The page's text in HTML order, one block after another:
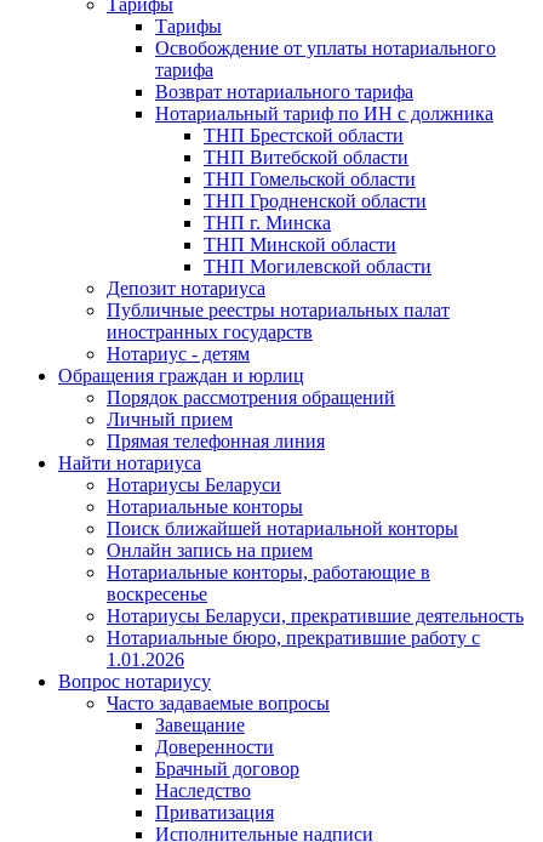
Тарифы
Тарифы
Освобождение от уплаты нотариального
тарифа
Возврат нотариального тарифа
Нотариальный тариф по ИН с должника
ТНП Брестской области
ТНП Витебской области
ТНП Гомельской области
ТНП Гродненской области
ТНП г. Минска
ТНП Минской области
ТНП Могилевской области
Депозит нотариуса
Публичные реестры нотариальных палат
иностранных государств
Нотариус - детям
Обращения граждан и юрлиц
Порядок рассмотрения обращений
Личный прием
Прямая телефонная линия
Найти нотариуса
Нотариусы Беларуси
Нотариальные конторы
Поиск ближайшей нотариальной конторы
Онлайн запись на прием
Нотариальные конторы, работающие в
воскресенье
Нотариусы Беларуси, прекратившие деятельность
Нотариальные бюро, прекратившие работу с
1.01.2026
Вопрос нотариусу
Часто задаваемые вопросы
Завещание
Доверенности
Брачный договор
Наследство
Приватизация
Исполнительные надписи